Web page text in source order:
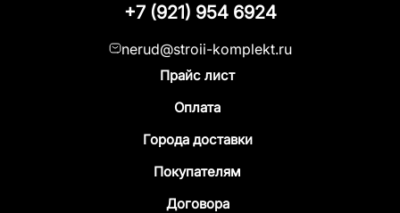
+7 (921) 954 6924
nerud@stroii-komplekt.ru
Прайс лист
Оплата
Города доставки
Покупателям
Договора